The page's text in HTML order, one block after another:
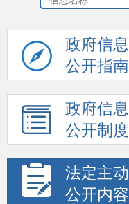
政府信息
公开指南
政府信息
公开制度
法定主动
公开内容